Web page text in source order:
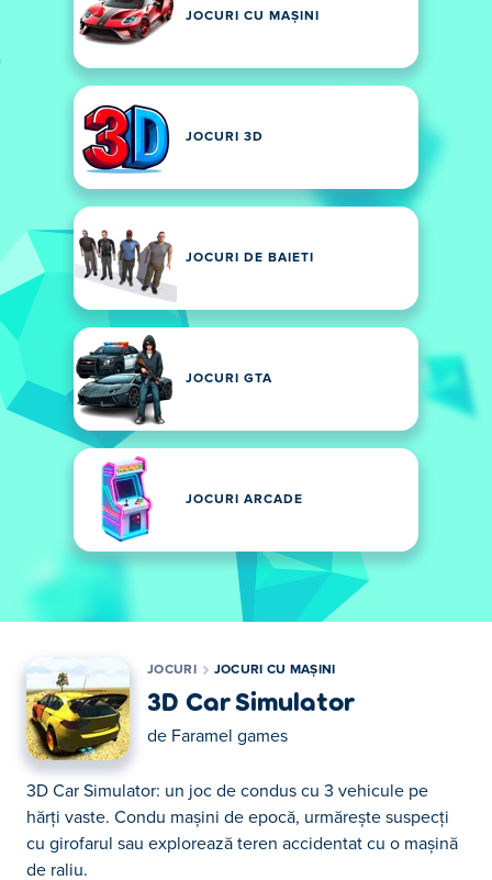
JOCURI CU MAȘINI
JOCURI 3D
JOCURI DE BAIETI
JOCURI GTA
JOCURI ARCADE
JOCURI JOCURI CU MAȘINI
3D Car Simulator
de Faramel games
3D Car Simulator: un joc de condus cu 3 vehicule pe
hărți vaste. Condu mașini de epocă, urmărește suspecți
cu girofarul sau explorează teren accidentat cu o mașină
de raliu.